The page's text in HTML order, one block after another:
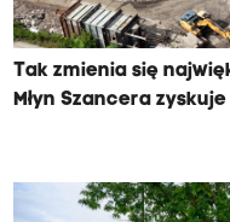
Tak zmienia się
Młyn Szancera